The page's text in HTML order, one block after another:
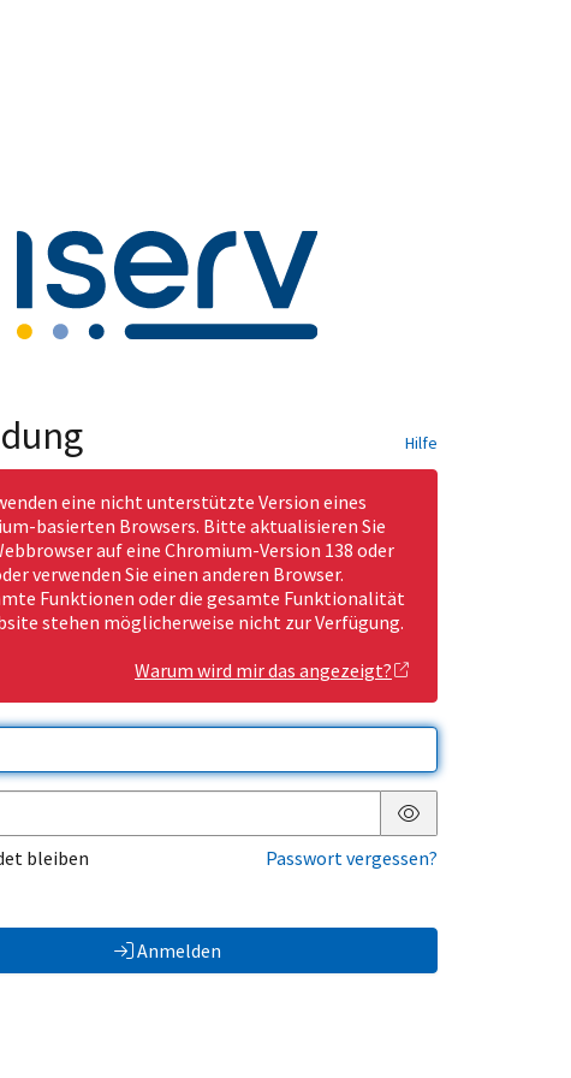
Hilfe
eine nicht unterstützte Version eines
basierten Browsers. Bitte aktualisieren Sie
auf eine Chromium-Version 138 oder
verwenden Sie einen anderen Browser.
Funktionen oder die gesamte Funktionalität
stehen möglicherweise nicht zur Verfügung.
Warum wird mir das angezeigt?
Passwort anzeigen
bleiben
Passwort vergessen?
Anmelden